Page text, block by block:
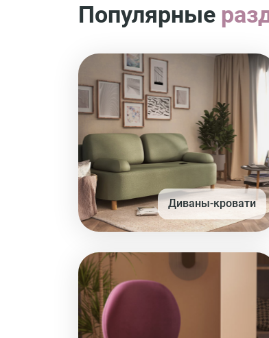
Популярные
Диваны-кровати